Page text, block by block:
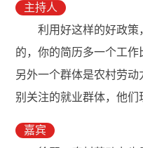
主持人
利用好这样的好政策
的，你的简历多一个工作
另外一个群体是农村劳
别关注的就业群体，他们
嘉宾